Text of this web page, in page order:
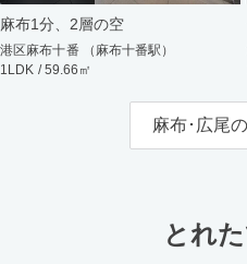
麻布1分、2層の空
港区麻布十番 （麻布十番駅）
1LDK / 59.66㎡
麻布･広尾
とれ